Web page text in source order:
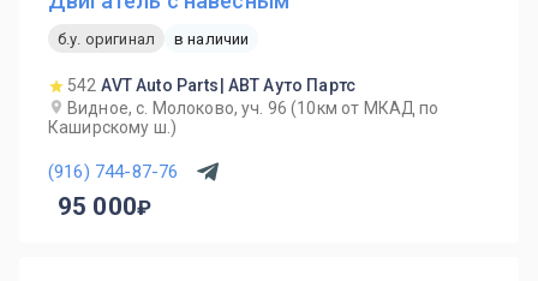
б.у. оригинал в наличии
542 AVT Auto Parts| АВТ Ауто Партс
Видное, с. Молоково, уч. 96 (10км от МКАД по
Каширскому ш.)
(916) 744-87-76
95 000